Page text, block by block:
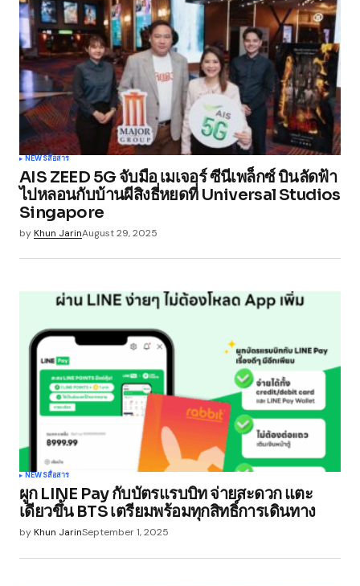
NEWSสื่อสาร
AIS ZEED 5G จับมือ เมเจอร์ ซีนีเพล็กซ์ บินลัดฟ้า
ไปหลอนกับบ้านผีสิงธี่หยดที่ Universal Studios
Singapore
byKhun JarinAugust 29, 2025
NEWSสื่อสาร
ผูก LINE Pay กับบัตรแรบบิท จ่ายสะดวก แตะ
เดียวขึ้น BTS เตรียมพร้อมทุกสิทธิ์การเดินทาง
byKhun JarinSeptember 1, 2025